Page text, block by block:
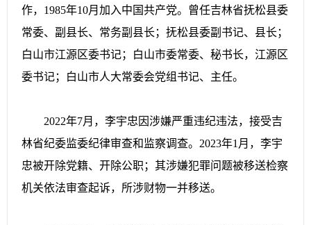
作，1985年10月加入中国共产党。曾任吉林省抚松县委
常委、副县长、常务副县长；抚松县委副书记、县长；
白山市江源区委书记；白山市委常委、秘书长，江源区
委书记；白山市人大常委会党组书记、主任。
2022年7月，李宇忠因涉嫌严重违纪违法，接受吉
林省纪委监委纪律审查和监察调查。2023年1月，李宇
忠被开除党籍、开除公职；其涉嫌犯罪问题被移送检察
机关依法审查起诉，所涉财物一并移送。